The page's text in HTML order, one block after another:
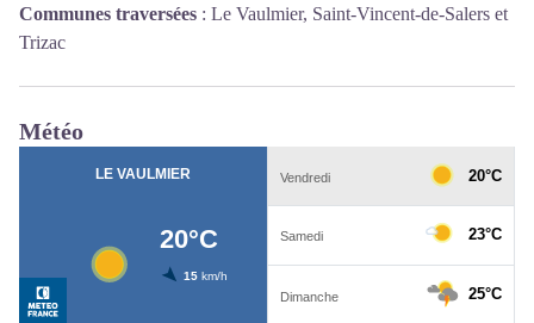
Communes traversées : Le Vaulmier, Saint-Vincent-de-Salers et
Trizac
Météo